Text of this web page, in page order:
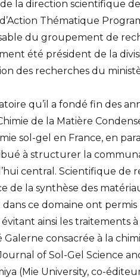
la direction scientifique
Thématique
du groupement de
été président de la
des recherches du
qu’il a fondé fin des
de la Matière
sol-gel en France, en
à structurer la
central. Scientifique de
de la synthèse des
ce domaine ont
ainsi les traitements
Galerne consacrée à la
of Sol-Gel Science
(Mie University, co-